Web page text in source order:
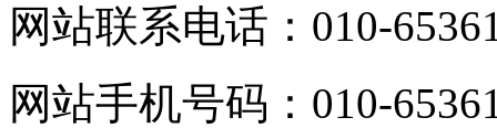
网站联系电话：010-
网站手机号码：010-